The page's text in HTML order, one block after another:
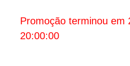
Promoção terminou em
20:00:00